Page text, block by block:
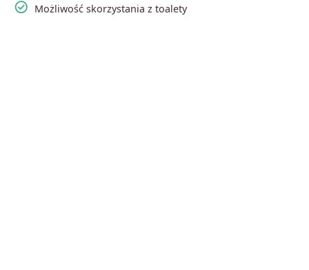
check_circle Możliwość skorzystania z toalety